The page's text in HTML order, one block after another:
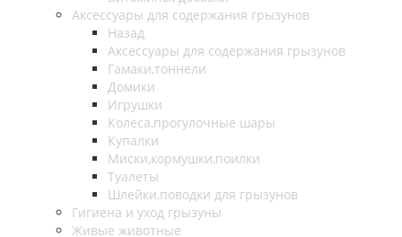
Аксессуары для содержания грызунов
Назад
Аксессуары для содержания грызунов
Гамаки,тоннели
Домики
Игрушки
Колеса,прогулочные шары
Купалки
Миски,кормушки,поилки
Туалеты
Шлейки,поводки для грызунов
Гигиена и уход грызуны
Живые животные